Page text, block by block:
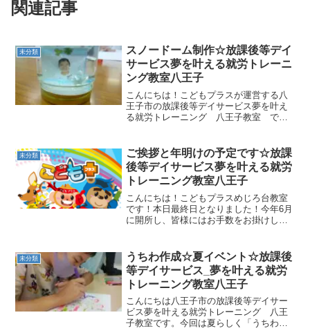
関連記事
未分類
スノードーム制作☆放課後等デイ
サービス夢を叶える就労トレーニ
ング教室八王子
こんにちは！こどもプラスが運営する八
王子市の放課後等デイサービス夢を叶え
る就労トレーニング 八王子教室 で
月がやってきました。12月の制作活動は
「スノードーム制作」です...
未分類
ご挨拶と年明けの予定です☆放課
後等デイサービス夢を叶える就労
トレーニング教室八王子
こんにちは！こどもプラスめじろ台教室
です！本日最終日となりました！今年6月
に開所し、皆様にはお手数をお掛けした
た！こども達も新しい環境の中で、不安
もあったかと思いますが、...
未分類
うちわ作成☆夏イベント☆放課後
等デイサービス_夢を叶える就労
トレーニング教室八王子
こんにちは八王子市の放課後等デイサー
ビス夢を叶える就労トレーニング 八王
子教室です。今回は夏らしく「うちわ作